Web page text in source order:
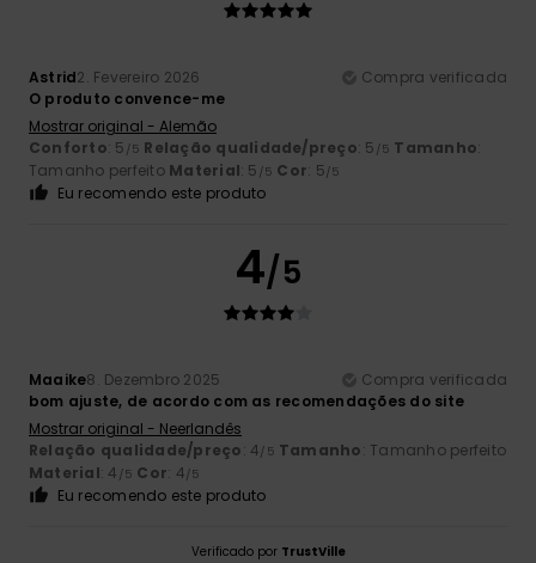
Astrid2. Fevereiro 2026
Compra verificada
O produto convence-me
Mostrar original - Alemão
Conforto: 5 /5 Relação qualidade/preço: 5 /5 Tamanho:
Tamanho perfeito Material: 5 /5 Cor: 5/5
Eu recomendo este produto
4/5
Maaike8. Dezembro 2025
Compra verificada
bom ajuste, de acordo com as recomendações do site
Mostrar original - Neerlandês
Relação qualidade/preço: 4/5 Tamanho: Tamanho perfeito
Material: 4 /5 Cor: 4/5
Eu recomendo este produto
Verificado por TrustVille